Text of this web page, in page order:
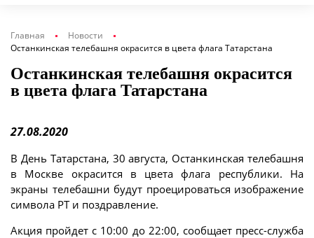
Главная
Новости
Останкинская телебашня окрасится в цвета флага Татарстана
Останкинская телебашня окрасится
в цвета флага Татарстана
27.08.2020
В День Татарстана, 30 августа, Останкинская телебашня
в Москве окрасится в цвета флага республики. На
экраны телебашни будут проецироваться изображение
символа РТ и поздравление.
Акция пройдет с 10:00 до 22:00, сообщает пресс-служба